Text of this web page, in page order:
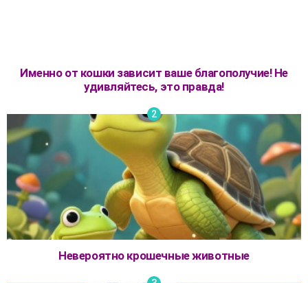
Именно от кошки зависит ваше благополучие! Не
удивляйтесь, это правда!
Невероятно крошечные животные